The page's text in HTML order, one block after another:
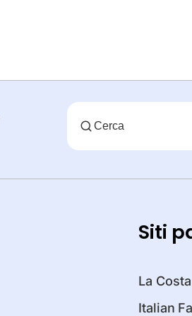
Siti
La
Italian